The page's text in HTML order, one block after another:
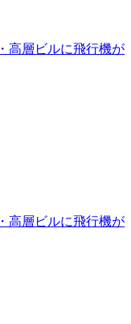
高層ビルに飛行機が
高層ビルに飛行機が